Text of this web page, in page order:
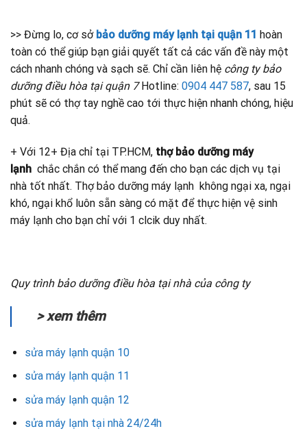
>> Đừng lo, cơ sởbảo dưỡng máy lạnh tại quận 11 hoàn
toàn có thể giúp bạn giải quyết tất cả các vấn đề này một
cách nhanh chóng và sạch sẽ. Chỉ cần liên hệ công ty bảo
dưỡng điều hòa tại quận 7 Hotline: 0904 447 587, sau 15
phút sẽ có thợ tay nghề cao tới thực hiện nhanh chóng, hiệu
quả.
+ Với 12+ Địa chỉ tại TP.HCM, thợ bảo dưỡng máy
lạnh chắc chắn có thể mang đến cho bạn các dịch vụ tại
nhà tốt nhất. Thợ bảo dưỡng máy lạnh không ngại xa, ngại
khó, ngại khổ luôn sẵn sàng có mặt để thực hiện vệ sinh
máy lạnh cho bạn chỉ với 1 clcik duy nhất.
Quy trình bảo dưỡng điều hòa tại nhà của công ty
> xem thêm
sửa máy lạnh quận 10
sửa máy lạnh quận 11
sửa máy lạnh quận 12
sửa máy lạnh tại nhà 24/24h